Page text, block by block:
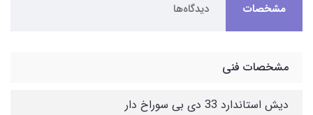
مشخصات دیدگاه‌ها
مشخصات فنی
دیش استاندارد 33 دی بی سوراخ دار